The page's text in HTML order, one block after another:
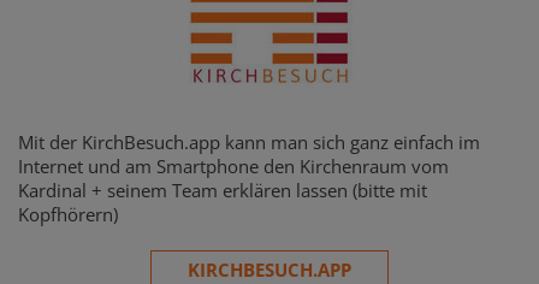
Mit der KirchBesuch.app kann man sich ganz einfach im
Internet und am Smartphone den Kirchenraum vom
Kardinal + seinem Team erklären lassen (bitte mit
Kopfhörern)
KIRCHBESUCH.APP